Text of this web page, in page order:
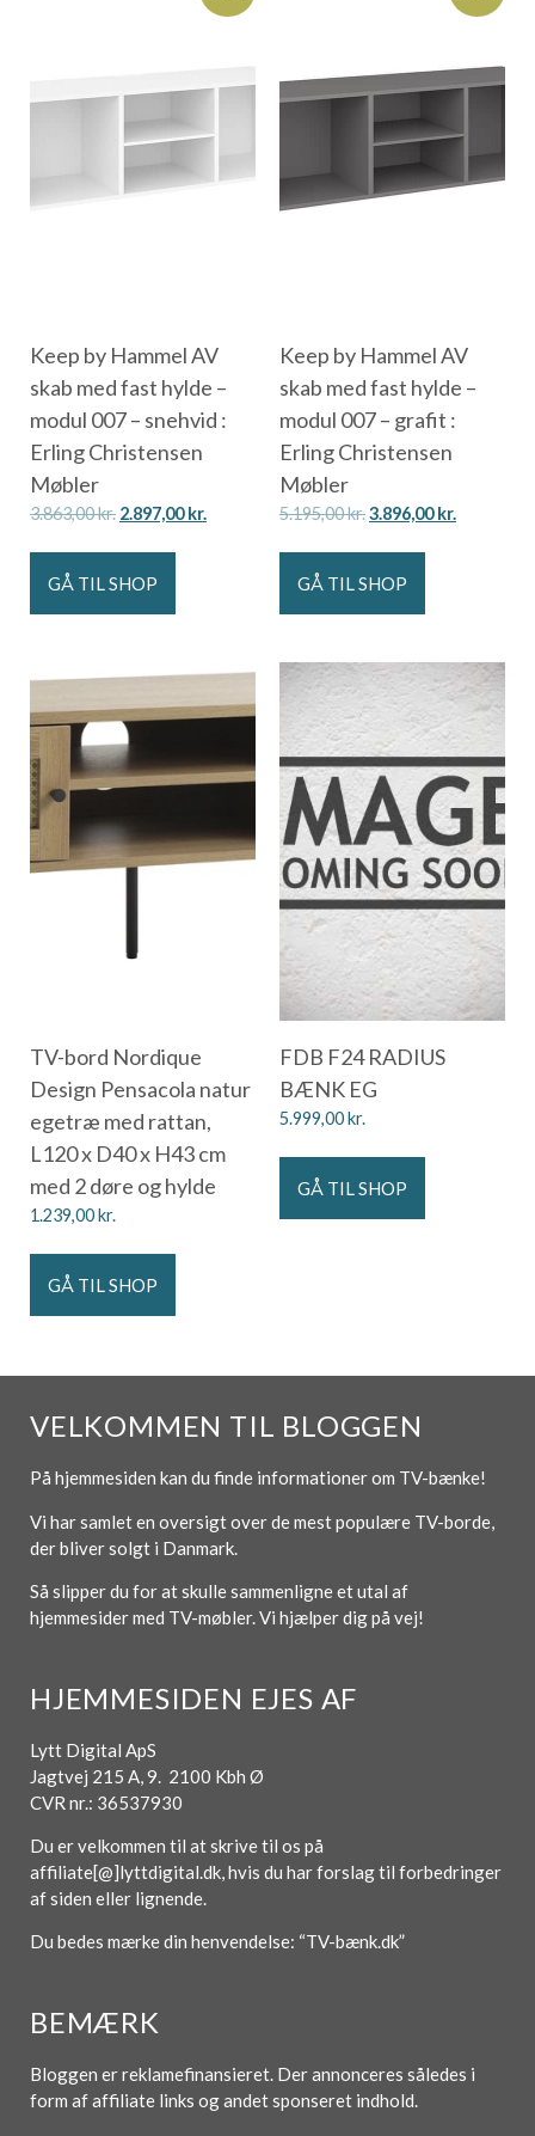
Keep by Hammel AV
skab med fast hylde –
modul 007 – snehvid :
Erling Christensen
Møbler
3.863,00kr. 2.897,00kr.
GÅ TIL SHOP
Keep by Hammel AV
skab med fast hylde –
modul 007 – grafit :
Erling Christensen
Møbler
5.195,00kr.3.896,00kr.
GÅ TIL SHOP
TV-bord Nordique
Design Pensacola natur
egetræ med rattan,
L120 x D40 x H43 cm
med 2 døre og hylde
1.239,00kr.
GÅ TIL SHOP
FDB F24 RADIUS
BÆNK EG
5.999,00kr.
GÅ TIL SHOP
VELKOMMEN TIL BLOGGEN
På hjemmesiden kan du finde informationer om TV-bænke!
Vi har samlet en oversigt over de mest populære TV-borde,
der bliver solgt i Danmark.
Så slipper du for at skulle sammenligne et utal af
hjemmesider med TV-møbler. Vi hjælper dig på vej!
HJEMMESIDEN EJES AF
Lytt Digital ApS
Jagtvej 215 A, 9. 2100 Kbh Ø
CVR nr.: 36537930
Du er velkommen til at skrive til os på
affiliate[@]lyttdigital.dk, hvis du har forslag til forbedringer
af siden eller lignende.
Du bedes mærke din henvendelse: “TV-bænk.dk”
BEMÆRK
Bloggen er reklamefinansieret. Der annonceres således i
form af affiliate links og andet sponseret indhold.